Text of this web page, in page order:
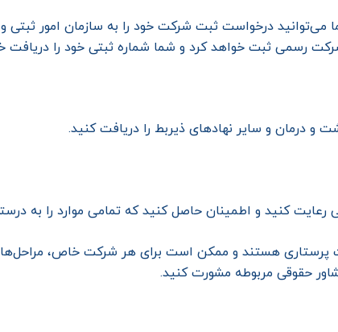
درخواست ثبت شرکت خود را به سازمان امور ثبتی
رسمی ثبت خواهد کرد و شما شماره ثبتی خود را دریافت
و درمان و سایر نهادهای ذیربط را دریافت کنید.
رعایت کنید و اطمینان حاصل کنید که تمامی موارد را به
پرستاری هستند و ممکن است برای هر شرکت خاص،
حقوقی مربوطه مشورت کنید.